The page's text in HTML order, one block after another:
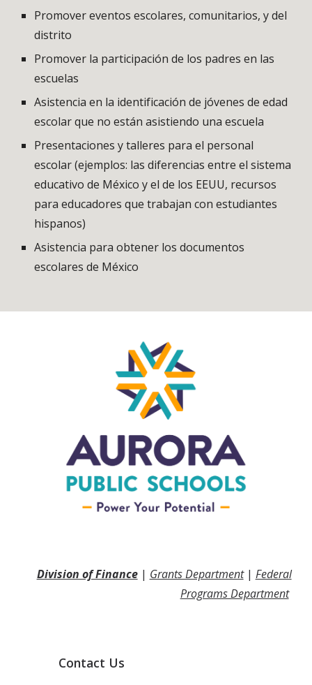
Promover eventos escolares, comunitarios, y del
distrito
Promover la participación de los padres en las
escuelas
Asistencia en la identificación de jóvenes de edad
escolar que no están asistiendo una escuela
Presentaciones y talleres para el personal
escolar (ejemplos: las diferencias entre el sistema
educativo de México y el de los EEUU, recursos
para educadores que trabajan con estudiantes
hispanos)
Asistencia para obtener los documentos
escolares de México
Division of Finance | Grants Department | Federal
Programs Department
Contact Us